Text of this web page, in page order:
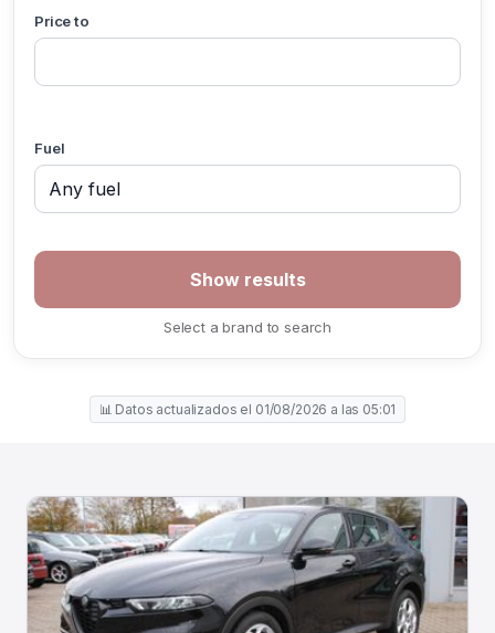
Price to
Fuel
Select a brand to search
📊 Datos actualizados el 01/08/2026 a las 05:01